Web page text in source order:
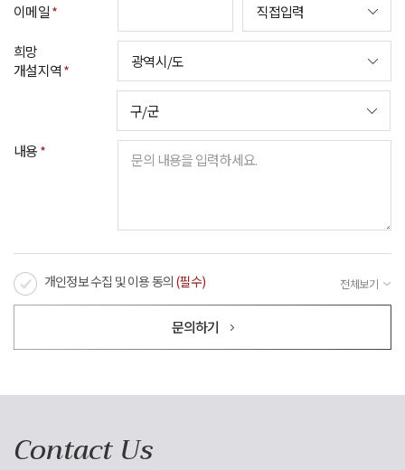
이메일*
희망
개설지역*
내용*
개인정보 수집 및 이용 동의 (필수) 전체보기
㈜코비스타는 이용자의 개인정보를 보호하고 이와 관련한 고충을 신속하고 원활하게
위하여 필요한 절차를 정하고 있습니다.
이용자들께서는 사이트 방문 시 수시로 확인하시기 바랍니다.
문의하기
Contact Us